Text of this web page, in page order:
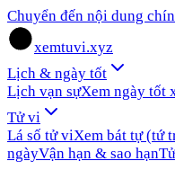
Chuyển đến nội dung
xemtuvi.xyz
Lịch & ngày tốt
Lịch vạn sựXem ngày tốt
Tử vi
Lá số tử viXem bát tự (tứ
ngàyVận hạn & sao hạn